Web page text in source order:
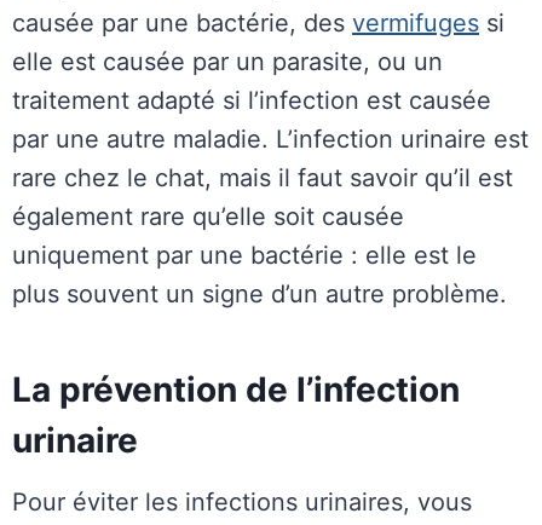
causée par une bactérie, des vermifuges si
elle est causée par un parasite, ou un
traitement adapté si l’infection est causée
par une autre maladie. L’infection urinaire est
rare chez le chat, mais il faut savoir qu’il est
également rare qu’elle soit causée
uniquement par une bactérie : elle est le
plus souvent un signe d’un autre problème.
La prévention de l’infection
urinaire
Pour éviter les infections urinaires, vous